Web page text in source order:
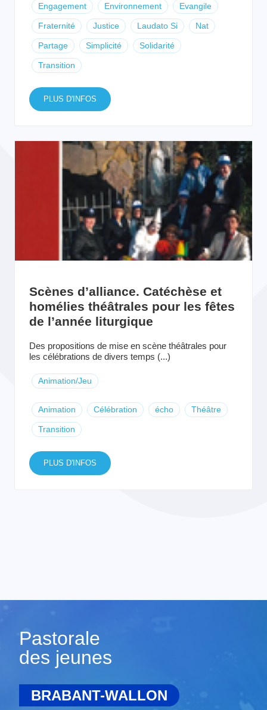
Engagement Environnement Evangile
Fraternité Justice Laudato Si Nat
Partage Simplicité Solidarité
Transition
PLUS D'INFOS
Scènes d’alliance. Catéchèse et
homélies théâtrales pour les fêtes
de l’année liturgique
Des propositions de mise en scène théâtrales pour
les célébrations de divers temps (...)
Animation/Jeu
Animation Célébration écho Théâtre
Transition
PLUS D'INFOS
Pastorale
des jeunes
BRABANT-WALLON